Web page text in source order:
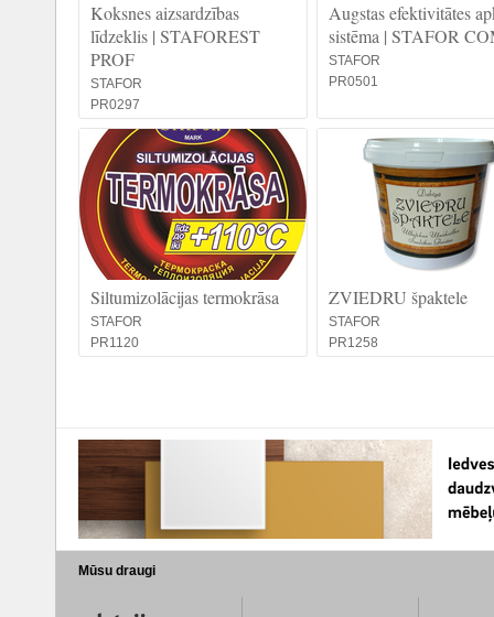
Koksnes aizsardzības
līdzeklis | STAFOREST
PROF
STAFOR
PR0297
Augstas efektivitātes
sistēma | STAFOR
STAFOR
PR0501
Siltumizolācijas termokrāsa
STAFOR
PR1120
ZVIEDRU špaktele
STAFOR
PR1258
Mūsu draugi